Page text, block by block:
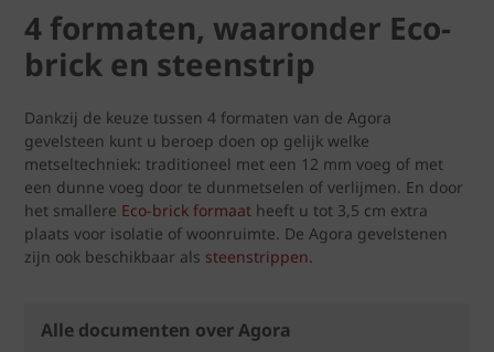
4 formaten, waaronder Eco-
brick en steenstrip
Dankzij de keuze tussen 4 formaten van de Agora
gevelsteen kunt u beroep doen op gelijk welke
metseltechniek: traditioneel met een 12 mm voeg of met
een dunne voeg door te dunmetselen of verlijmen. En door
het smallere Eco-brick formaat heeft u tot 3,5 cm extra
plaats voor isolatie of woonruimte. De Agora gevelstenen
zijn ook beschikbaar als steenstrippen.
Alle documenten over Agora